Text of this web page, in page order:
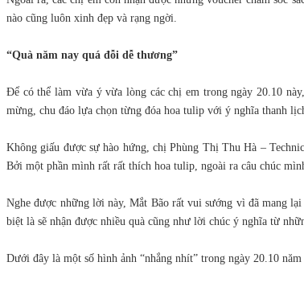
nào cũng luôn xinh đẹp và rạng ngời.
“Quà năm nay quá đỗi dễ thương”
Để có thể làm vừa ý vừa lòng các chị em trong ngày 20.10
mừng, chu đáo lựa chọn từng đóa hoa tulip với ý nghĩa thanh
Không giấu được sự hào hứng, chị Phùng Thị Thu Hà –
Bởi một phần mình rất rất thích hoa tulip, ngoài ra câu chúc
Nghe được những lời này, Mắt Bão rất vui sướng vì đã mang
biệt là sẽ nhận được nhiều quà cũng như lời chúc ý nghĩa từ
Dưới đây là một số hình ảnh “nhắng nhít” trong ngày 20.10 năm